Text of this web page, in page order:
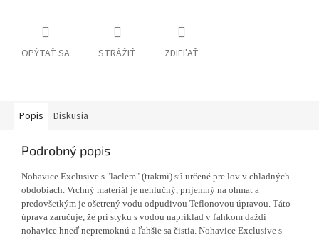
OPÝTAŤ SA STRÁŽIŤ ZDIEĽAŤ
Popis Diskusia
Podrobný popis
Nohavice Exclusive s "laclem" (trakmi) sú určené pre lov v chladných
obdobiach. Vrchný materiál je nehlučný, príjemný na ohmat a
predovšetkým je ošetrený vodu odpudivou Teflonovou úpravou. Táto
úprava zaručuje, že pri styku s vodou napríklad v ľahkom daždi
nohavice hneď nepremoknú a ľahšie sa čistia. Nohavice Exclusive s